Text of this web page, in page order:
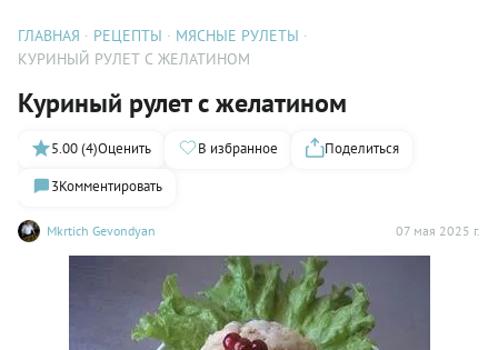
ГЛАВНАЯ РЕЦЕПТЫ
МЯСНЫЕ РУЛЕТЫ
КУРИНЫЙ РУЛЕТ С ЖЕЛАТИНОМ
Куриный рулет с желатином
Mkrtich Gevondyan 07 мая 2025 г.
5.00 (4)Оценить В избранное
Поделиться
3Комментировать